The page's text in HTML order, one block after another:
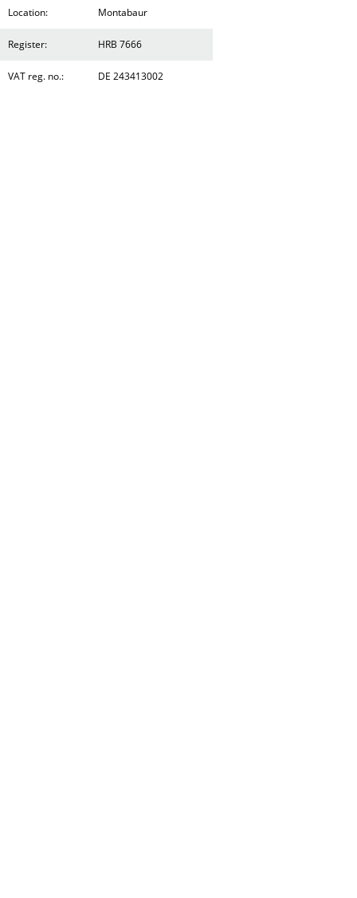
Location: Montabaur
Register: HRB 7666
VAT reg. no.: DE 243413002